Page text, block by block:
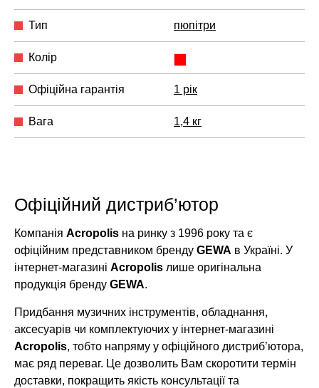
Тип пюпітри
Колір
Офіційна гарантія 1 рік
Вага 1,4 кг
Офіційний дистриб’ютор
Компанія Acropolis на ринку з 1996 року та є
офіційним представником бренду GEWA в Україні. У
інтернет-магазині Acropolis лише оригінальна
продукція бренду GEWA.
Придбання музичних інструментів, обладнання,
аксесуарів чи комплектуючих у інтернет-магазині
Acropolis, тобто напряму у офіційного дистриб’ютора,
має ряд переваг. Це дозволить Вам скоротити термін
доставки, покращить якість консультації та